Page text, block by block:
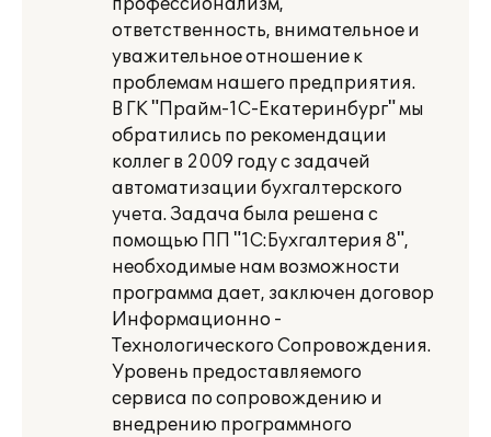
профессионализм,
ответственность, внимательное и
уважительное отношение к
проблемам нашего предприятия.
В ГК "Прайм-1С-Екатеринбург" мы
обратились по рекомендации
коллег в 2009 году с задачей
автоматизации бухгалтерского
учета. Задача была решена с
помощью ПП "1С:Бухгалтерия 8",
необходимые нам возможности
программа дает, заключен договор
Информационно -
Технологического Сопровождения.
Уровень предоставляемого
сервиса по сопровождению и
внедрению программного